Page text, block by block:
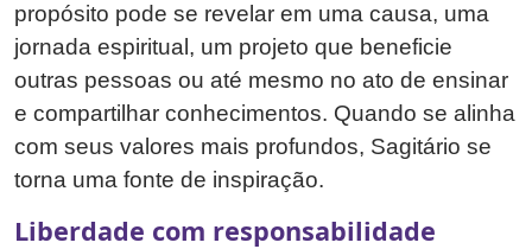
propósito pode se revelar em uma causa, uma
jornada espiritual, um projeto que beneficie
outras pessoas ou até mesmo no ato de ensinar
e compartilhar conhecimentos. Quando se alinha
com seus valores mais profundos, Sagitário se
torna uma fonte de inspiração.
Liberdade com responsabilidade